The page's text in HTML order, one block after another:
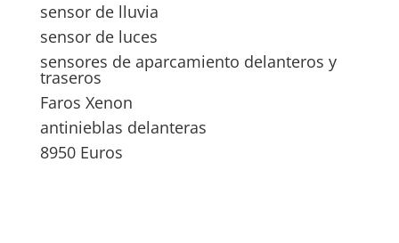
sensor de lluvia
sensor de luces
sensores de aparcamiento delanteros y
traseros
Faros Xenon
antinieblas delanteras
8950 Euros